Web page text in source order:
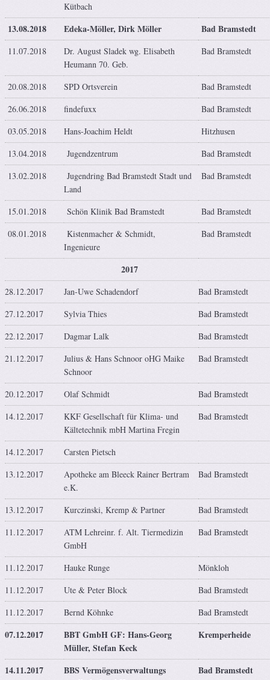
Kütbach
13.08.2018 Edeka-Möller, Dirk Möller Bad Bramstedt
11.07.2018
Dr. August Sladek wg. Elisabeth
Heumann 70. Geb.
Bad Bramstedt
20.08.2018 SPD Ortsverein
Bad Bramstedt
26.06.2018
findefuxx
Bad Bramstedt
03.05.2018
Hans-Joachim Heldt
Hitzhusen
13.04.2018
Jugendzentrum
Bad Bramstedt
13.02.2018
Jugendring Bad Bramstedt Stadt und
Land
Bad Bramstedt
15.01.2018 Schön Klinik Bad Bramstedt
Bad Bramstedt
08.01.2018
Kistenmacher & Schmidt,
Ingenieure
Bad Bramstedt
2017
28.12.2017 Jan-Uwe Schadendorf
Bad Bramstedt
27.12.2017
Sylvia Thies
Bad Bramstedt
22.12.2017
Dagmar Lalk
Bad Bramstedt
21.12.2017
Julius & Hans Schnoor oHG Maike
Schnoor
Bad Bramstedt
20.12.2017 Olaf Schmidt
Bad Bramstedt
14.12.2017
KKF Gesellschaft für Klima- und
Kältetechnik mbH Martina Fregin
Bad Bramstedt
14.12.2017
Carsten Pietsch
13.12.2017
Apotheke am Bleeck Rainer Bertram
e.K.
Bad Bramstedt
13.12.2017 Kurczinski, Kremp & Partner
Bad Bramstedt
11.12.2017
ATM Lehreinr. f. Alt. Tiermedizin
GmbH
Bad Bramstedt
11.12.2017 Hauke Runge
Mönkloh
11.12.2017
Ute & Peter Block
Bad Bramstedt
11.12.2017
Bernd Köhnke Bad Bramstedt
07.12.2017
BBT GmbH GF: Hans-Georg
Müller, Stefan Keck
Kremperheide
14.11.2017
BBS Vermögensverwaltungs
Bad Bramstedt